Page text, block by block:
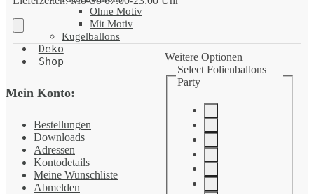
Ohne Motiv
Mit Motiv
Kugelballons
Deko
Shop
Mein Konto:
Bestellungen
Downloads
Adressen
Kontodetails
Meine Wunschliste
Abmelden
Weitere Optionen
Select Folienballons
Party